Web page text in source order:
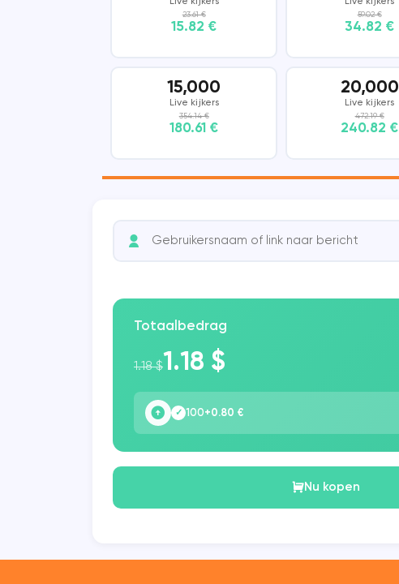
23.61 €
15.82 €
59.02 €
34.82 €
15,000
Live kijkers
354.14 €
180.61 €
20,000
Live kijkers
472.19 €
240.82 €
Totaalbedrag
1.18 $1.18 $
✓ 100+0.80 €
Nu kopen